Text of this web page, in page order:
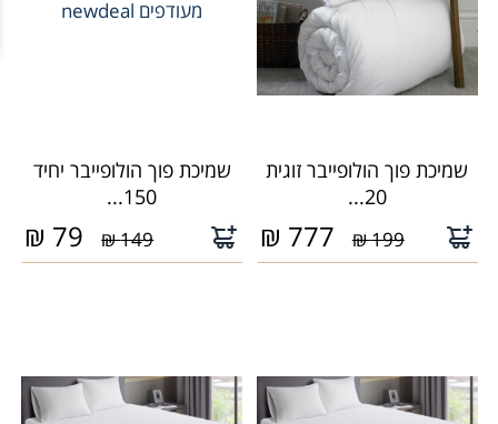
שמיכת פוך הולופייבר זוגית
20...
199 ₪
777
₪
שמיכת פוך הולופייבר יחיד
150...
149 ₪
79
₪